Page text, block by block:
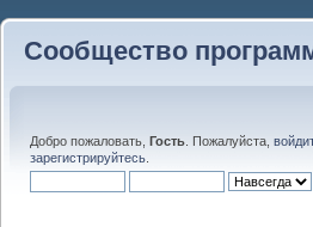
Сообщество
Добро пожаловать, Гость . Пожалуйста,
зарегистрируйтесь